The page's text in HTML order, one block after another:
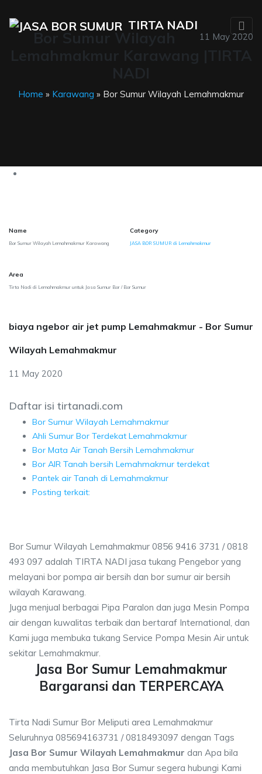
TIRTA NADI
11 May 2020
Home » Karawang » Bor Sumur Wilayah Lemahmakmur
Name
Bor Sumur Wilayah Lemahmakmur Karawang
Category
JASA BOR SUMUR di Lemahmakmur
Area
Tirta Nadi di Lemahmakmur untuk Jasa Sumur Bor / Bor Sumur
biaya ngebor air jet pump Lemahmakmur - Bor Sumur
Wilayah Lemahmakmur
11 May 2020
Daftar isi tirtanadi.com
Bor Sumur Wilayah Lemahmakmur
Ahli Sumur Bor Terdekat Lemahmakmur
Bor Mata Air Tanah Bersih Lemahmakmur
Bor AIR Tanah bersih Lemahmakmur terdekat
Pantek air Tanah di Lemahmakmur
Posting terkait:
Bor Sumur Wilayah Lemahmakmur 0856 9416 3731 / 0818
493 097 adalah TIRTA NADI jasa tukang Pengebor yang
melayani bor pompa air bersih dan bor sumur air bersih
wilayah Karawang.
Juga menjual berbagai Pipa Paralon dan juga Mesin Pompa
air dengan kuwalitas terbaik dan bertaraf International, dan
Kami juga membuka tukang Service Pompa Mesin Air untuk
sekitar Lemahmakmur.
Jasa Bor Sumur Lemahmakmur
Bargaransi dan TERPERCAYA
Tirta Nadi Sumur Bor Meliputi area Lemahmakmur
Seluruhnya 085694163731 / 0818493097 dengan Tags
Jasa Bor Sumur Wilayah Lemahmakmur dan Apa bila
anda membutuhkan Jasa Bor Sumur segera hubungi Kami